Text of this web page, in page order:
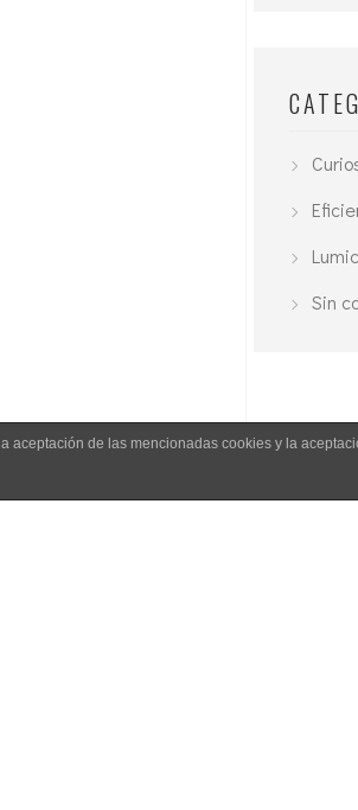
Sin
aceptación de las mencionadas cookies y la